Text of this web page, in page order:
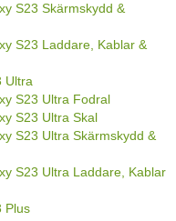
S23 Skärmskydd &
S23 Laddare, Kablar &
Ultra
S23 Ultra Fodral
S23 Ultra Skal
S23 Ultra Skärmskydd &
S23 Ultra Laddare, Kablar
Plus